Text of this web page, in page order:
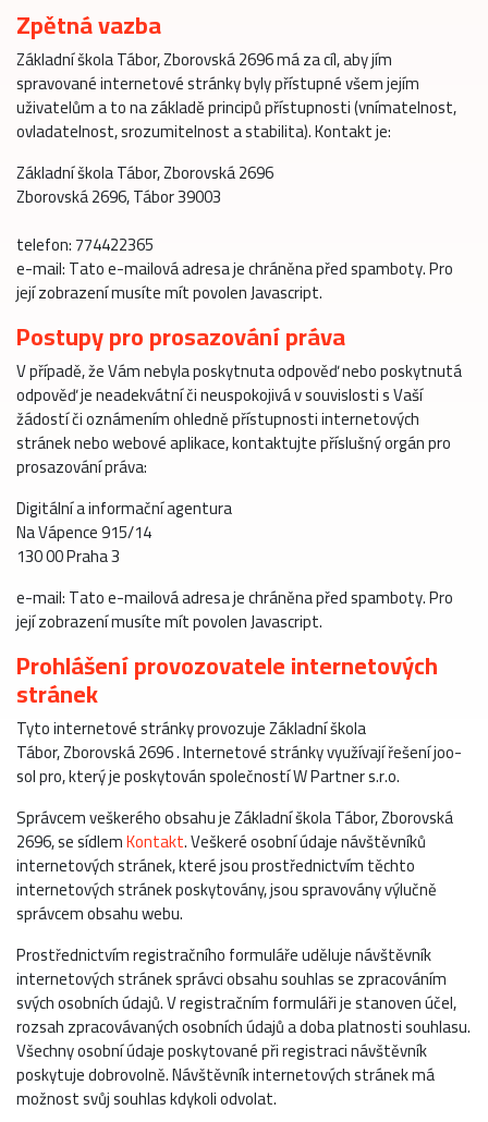
Zpětná vazba
Základní škola Tábor, Zborovská 2696 má za cíl, aby jím
spravované internetové stránky byly přístupné všem jejím
uživatelům a to na základě principů přístupnosti (vnímatelnost,
ovladatelnost, srozumitelnost a stabilita). Kontakt je:
Základní škola Tábor, Zborovská 2696
Zborovská 2696, Tábor 39003
telefon: 774422365
e-mail:Tato e-mailová adresa je chráněna před spamboty. Pro
její zobrazení musíte mít povolen Javascript.
Postupy pro prosazování práva
V případě, že Vám nebyla poskytnuta odpověď nebo poskytnutá
odpověď je neadekvátní či neuspokojivá v souvislosti s Vaší
žádostí či oznámením ohledně přístupnosti internetových
stránek nebo webové aplikace, kontaktujte příslušný orgán pro
prosazování práva:
Digitální a informační agentura
Na Vápence 915/14
130 00 Praha 3
e-mail:Tato e-mailová adresa je chráněna před spamboty. Pro
její zobrazení musíte mít povolen Javascript.
Prohlášení provozovatele internetových
stránek
Tyto internetové stránky provozuje Základní škola
Tábor, Zborovská 2696 . Internetové stránky využívají řešení joo-
sol pro, který je poskytován společností W Partner s.r.o.
Správcem veškerého obsahu je Základní škola Tábor, Zborovská
2696, se sídlemKontakt. Veškeré osobní údaje návštěvníků
internetových stránek, které jsou prostřednictvím těchto
internetových stránek poskytovány, jsou spravovány výlučně
správcem obsahu webu.
Prostřednictvím registračního formuláře uděluje návštěvník
internetových stránek správci obsahu souhlas se zpracováním
svých osobních údajů. V registračním formuláři je stanoven účel,
rozsah zpracovávaných osobních údajů a doba platnosti souhlasu.
Všechny osobní údaje poskytované při registraci návštěvník
poskytuje dobrovolně. Návštěvník internetových stránek má
možnost svůj souhlas kdykoli odvolat.